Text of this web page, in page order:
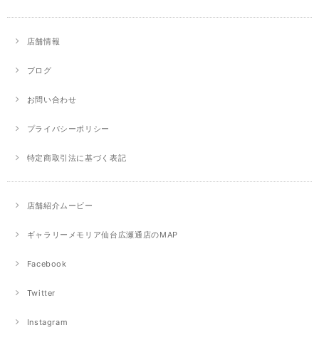
店舗情報
ブログ
お問い合わせ
プライバシーポリシー
特定商取引法に基づく表記
店舗紹介ムービー
ギャラリーメモリア仙台広瀬通店のMAP
Facebook
Twitter
Instagram